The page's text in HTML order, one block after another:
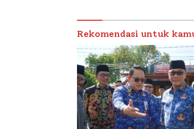
Rekomendasi untuk